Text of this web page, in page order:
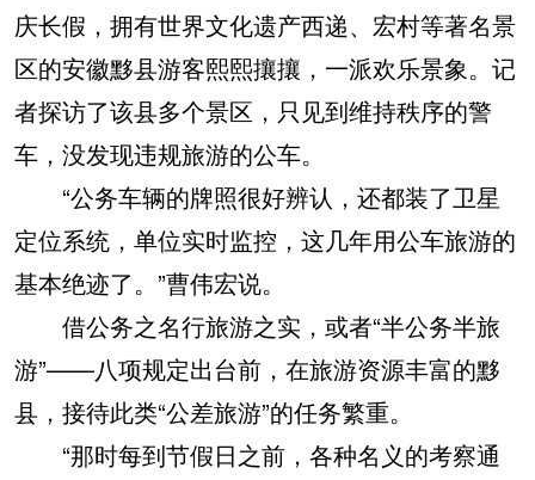
庆长假，拥有世界文化遗产西递、宏村等著名景
区的安徽黟县游客熙熙攘攘，一派欢乐景象。记
者探访了该县多个景区，只见到维持秩序的警
车，没发现违规旅游的公车。
“公务车辆的牌照很好辨认，还都装了卫星
定位系统，单位实时监控，这几年用公车旅游的
基本绝迹了。”曹伟宏说。
借公务之名行旅游之实，或者“半公务半旅
游”——八项规定出台前，在旅游资源丰富的黟
县，接待此类“公差旅游”的任务繁重。
“那时每到节假日之前，各种名义的考察通